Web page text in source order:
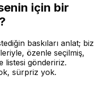
senin için bir
baskıları anlat; biz
özenle seçilmiş,
listesi göndeririz.
sürpriz yok.